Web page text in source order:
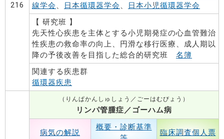
216
線学会 、 日本循環器学会 、
日本小児循環器学会
【 研究班 】
先天性心疾患を主体とする小児期発症の心血管難治
性疾患の救命率の向上、円滑な移行医療、成人期以
降の予後改善を目指した総合的研究班 名簿
関連する疾患群
循環器疾患
（りんぱかんしゅしょう／ごーはむびょう）
リンパ管腫症／ゴーハム病
病気の解説
概要・診断基準
臨床調査個人票